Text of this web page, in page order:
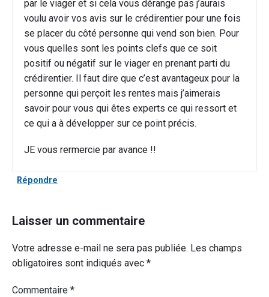
par le viager et si cela vous dérange pas j’aurais
voulu avoir vos avis sur le crédirentier pour une fois
se placer du côté personne qui vend son bien. Pour
vous quelles sont les points clefs que ce soit
positif ou négatif sur le viager en prenant parti du
crédirentier. Il faut dire que c’est avantageux pour la
personne qui perçoit les rentes mais j’aimerais
savoir pour vous qui êtes experts ce qui ressort et
ce qui a à développer sur ce point précis.
JE vous rermercie par avance !!
Répondre
Laisser un commentaire
Votre adresse e-mail ne sera pas publiée. Les champs
obligatoires sont indiqués avec *
Commentaire *